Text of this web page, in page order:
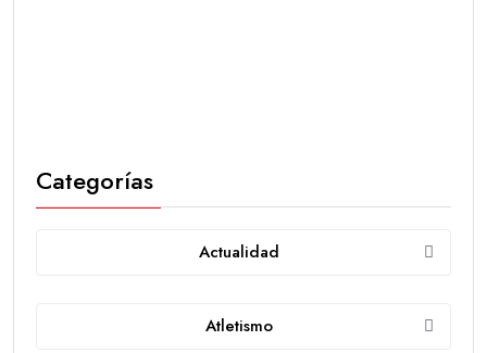
Categorías
Actualidad
Atletismo